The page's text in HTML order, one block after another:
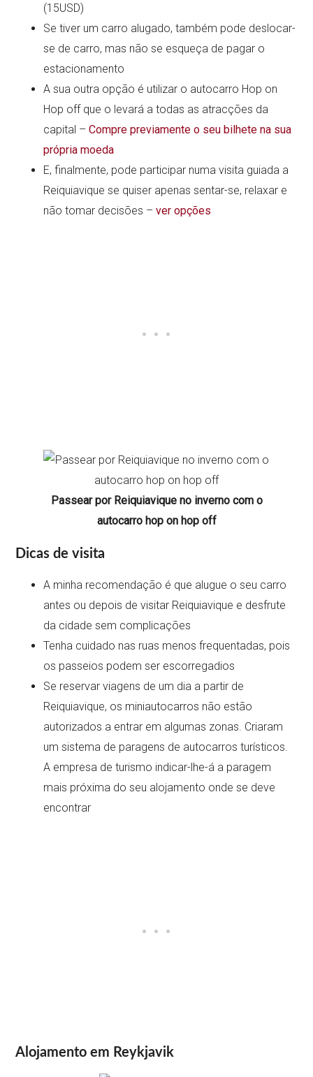
(15USD)
Se tiver um carro alugado, também pode deslocar-
se de carro, mas não se esqueça de pagar o
estacionamento
A sua outra opção é utilizar o autocarro Hop on
Hop off que o levará a todas as atracções da
capital –Compre previamente o seu bilhete na sua
própria moeda
E, finalmente, pode participar numa visita guiada a
Reiquiavique se quiser apenas sentar-se, relaxar e
não tomar decisões –ver opções
Passear por Reiquiavique no inverno com o
autocarro hop on hop off
Dicas de visita
A minha recomendação é que alugue o seu carro
antes ou depois de visitar Reiquiavique e desfrute
da cidade sem complicações
Tenha cuidado nas ruas menos frequentadas, pois
os passeios podem ser escorregadios
Se reservar viagens de um dia a partir de
Reiquiavique, os miniautocarros não estão
autorizados a entrar em algumas zonas. Criaram
um sistema de paragens de autocarros turísticos.
A empresa de turismo indicar-lhe-á a paragem
mais próxima do seu alojamento onde se deve
encontrar
Alojamento em Reykjavik